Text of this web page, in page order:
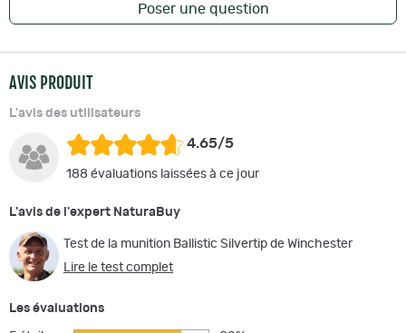
Poser une question
AVIS PRODUIT
L'avis des utilisateurs
4.65/5
188 évaluations laissées à ce jour
L'avis de l'expert NaturaBuy
Test de la munition Ballistic Silvertip de Winchester
Lire le test complet
Les évaluations